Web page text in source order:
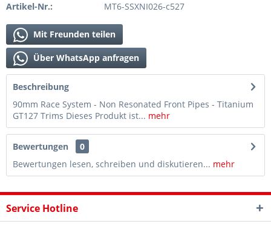
Artikel-Nr.:
MT6-SSXNI026-c527
Mit Freunden teilen
Über WhatsApp anfragen
Beschreibung
90mm Race System - Non Resonated Front Pipes - Titanium
GT127 Trims Dieses Produkt ist... mehr
Bewertungen
0
Bewertungen lesen, schreiben und diskutieren... mehr
Service Hotline